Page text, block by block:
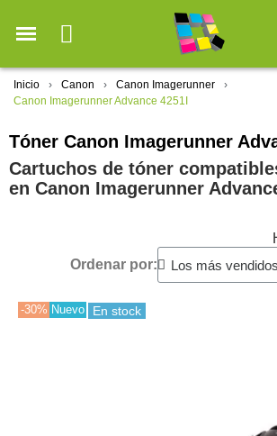
Inicio Canon
Canon Imagerunner
Canon Imagerunner Advance 4251I
Tóner Canon Imagerunner
Cartuchos de tóner
en Canon Imagerunner
Ordenar por:
-30% Nuevo En stock